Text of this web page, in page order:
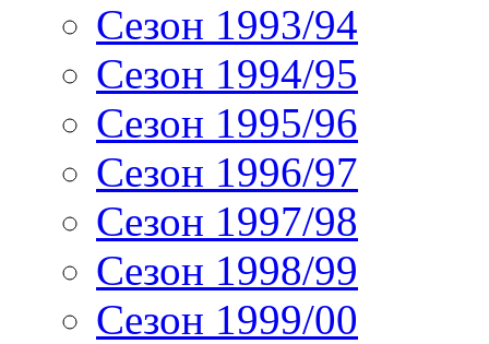
Сезон 1993/94
Сезон 1994/95
Сезон 1995/96
Сезон 1996/97
Сезон 1997/98
Сезон 1998/99
Сезон 1999/00